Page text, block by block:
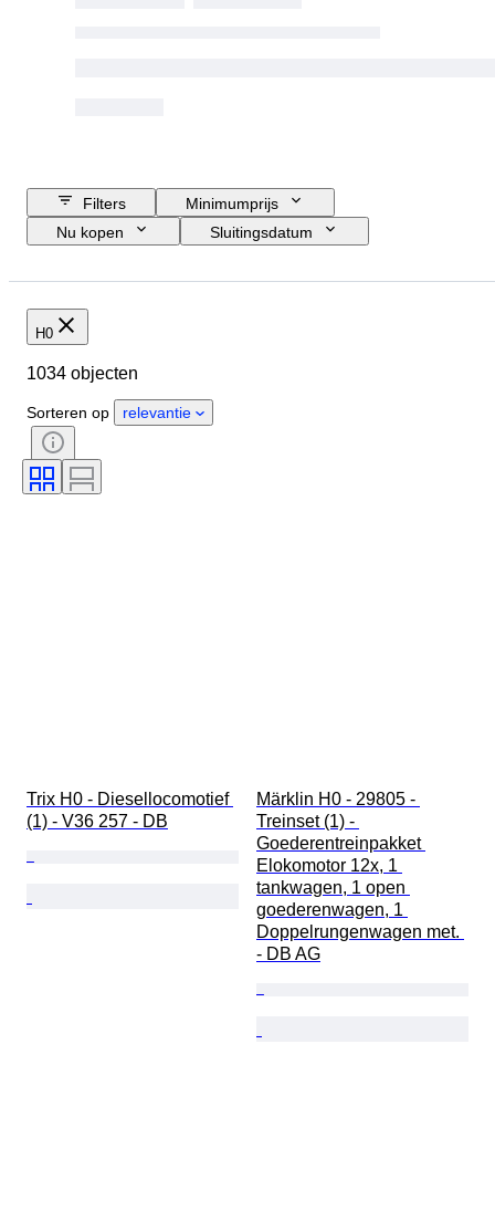
Filters
Minimumprijs
Nu kopen
Sluitingsdatum
Schaal
Stroomvoorziening
Spoorwegmaatschappij
H0
1034 objecten
Sorteren op relevantie
Trix H0 - Diesellocomotief
(1) - V36 257 - DB
Märklin H0 - 29805 -
Treinset (1) -
Goederentreinpakket
Elokomotor 12x, 1
tankwagen, 1 open
goederenwagen, 1
Doppelrungenwagen met.
- DB AG